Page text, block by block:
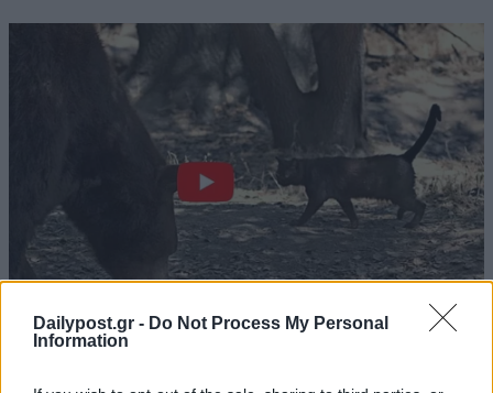
Dailypost.gr - Do Not Process My Personal
Information